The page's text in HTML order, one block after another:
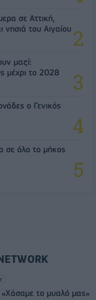
σε Αττική,
του Αιγαίου
μαζί:
μέχρι το 2028
ο Γενικός
σε όλο το μήκος
το μυαλό μας»